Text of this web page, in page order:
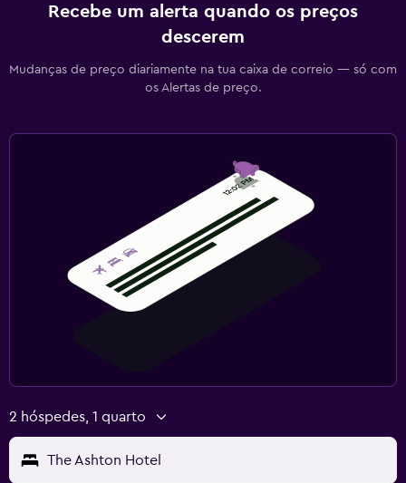
Recebe um alerta quando os preços
descerem
Mudanças de preço diariamente na tua caixa de correio — só com
os Alertas de preço.
2 hóspedes, 1 quarto
The Ashton Hotel